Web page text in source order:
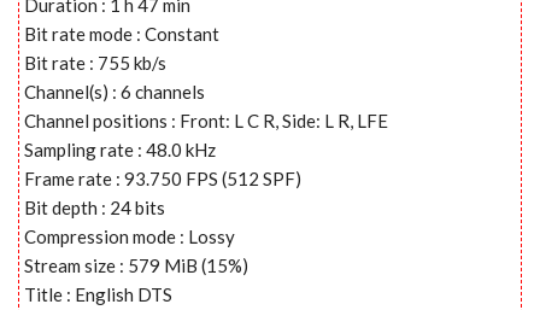
Bit rate mode : Constant
Bit rate : 755 kb/s
Channel(s) : 6 channels
Channel positions : Front: L C R, Side: L R, LFE
Sampling rate : 48.0 kHz
Frame rate : 93.750 FPS (512 SPF)
Bit depth : 24 bits
Compression mode : Lossy
Stream size : 579 MiB (15%)
Title : English DTS